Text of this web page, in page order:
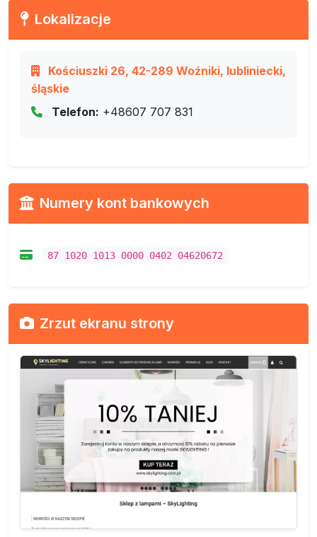
Lokalizacje
Kościuszki 26, 42-289 Woźniki, lubliniecki,
śląskie
Telefon: +48607 707 831
Numery kont bankowych
87 1020 1013 0000 0402 04620672
Zrzut ekranu strony